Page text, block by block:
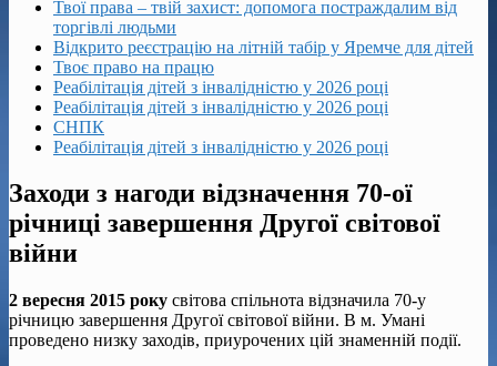
Твої права – твій захист: допомога постраждалим від
торгівлі людьми
Відкрито реєстрацію на літній табір у Яремче для дітей
Твоє право на працю
Реабілітація дітей з інвалідністю у 2026 році
Реабілітація дітей з інвалідністю у 2026 році
СНПК
Реабілітація дітей з інвалідністю у 2026 році
Заходи з нагоди відзначення 70-ої
річниці завершення Другої світової
війни
2 вересня 2015 року світова спільнота відзначила 70-у
річницю завершення Другої світової війни. В м. Умані
проведено низку заходів, приурочених цій знаменній події.